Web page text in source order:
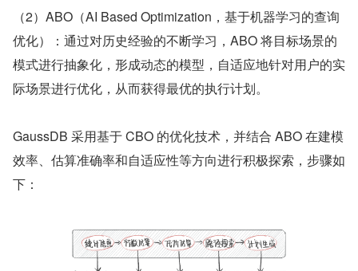
（2）ABO（AI Based Optimization，基于机器学习的查询
优化）：通过对历史经验的不断学习，ABO 将目标场景的
模式进行抽象化，形成动态的模型，自适应地针对用户的实
际场景进行优化，从而获得最优的执行计划。
GaussDB 采用基于 CBO 的优化技术，并结合 ABO 在建模
效率、估算准确率和自适应性等方向进行积极探索，步骤如
下：